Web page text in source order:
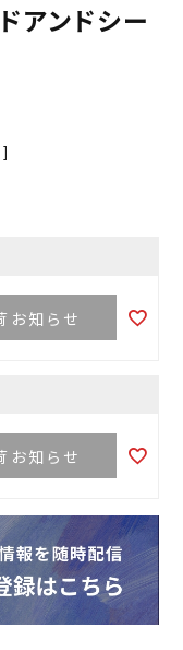
アンドシー
]
お知らせ
お知らせ